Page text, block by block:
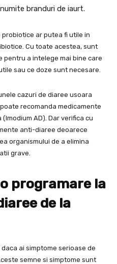
branduri de iaurt.
ar putea fi utile in
Cu toate acestea, sunt
a intelege mai bine care
sau ce doze sunt necesare.
cazuri de diaree usoara
recomanda medicamente
AD). Dar verifica cu
anti-diaree deoarece
organismului de a elimina
grave.
programare la
de la
ai simptome serioase de
semne si simptome sunt